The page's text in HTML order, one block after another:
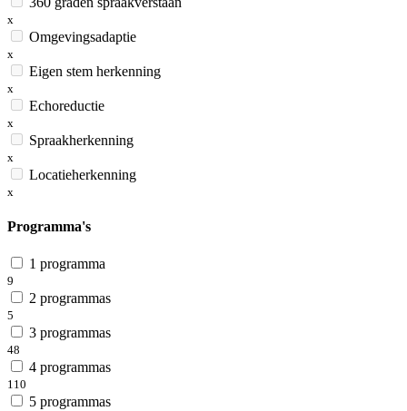
x
Omgevingsadaptie
x
Eigen stem herkenning
x
Echoreductie
x
Spraakherkenning
x
Locatieherkenning
x
Programma's
1 programma
9
2 programmas
5
3 programmas
48
4 programmas
110
5 programmas